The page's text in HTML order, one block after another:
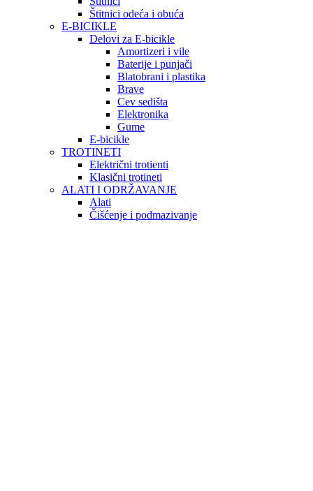
Štitnici odeća i obuća
E-BICIKLE
Delovi za E-bicikle
Amortizeri i vile
Baterije i punjači
Blatobrani i plastika
Brave
Cev sedišta
Elektronika
Gume
E-bicikle
TROTINETI
Električni trotienti
Klasični trotineti
ALATI I ODRŽAVANJE
Alati
Čišćenje i podmazivanje